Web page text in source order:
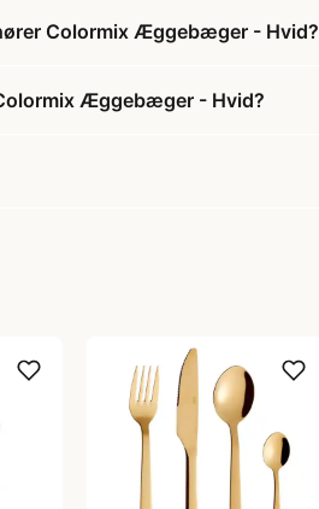
Colormix Æggebæger - Hvid?
Æggebæger - Hvid?